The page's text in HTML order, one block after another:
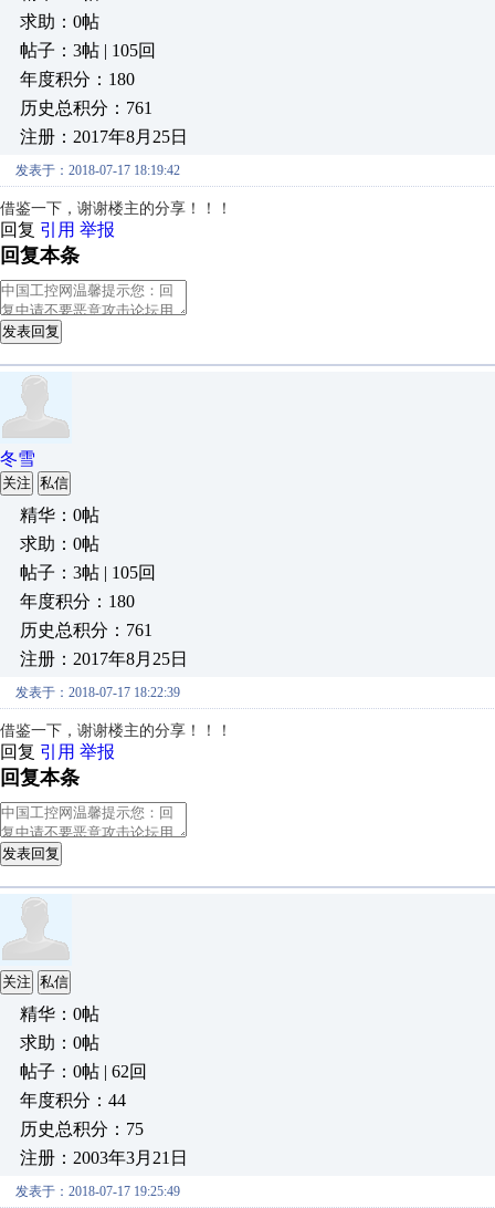
求助：0帖
帖子：3帖 | 105回
年度积分：180
历史总积分：761
注册：2017年8月25日
发表于：2018-07-17 18:19:42
借鉴一下，谢谢楼主的分享！！！
回复 引用 举报
回复本条
发表回复
冬雪
关注 私信
精华：0帖
求助：0帖
帖子：3帖 | 105回
年度积分：180
历史总积分：761
注册：2017年8月25日
发表于：2018-07-17 18:22:39
借鉴一下，谢谢楼主的分享！！！
回复 引用 举报
回复本条
发表回复
关注 私信
精华：0帖
求助：0帖
帖子：0帖 | 62回
年度积分：44
历史总积分：75
注册：2003年3月21日
发表于：2018-07-17 19:25:49